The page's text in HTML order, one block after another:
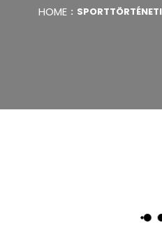
HOME